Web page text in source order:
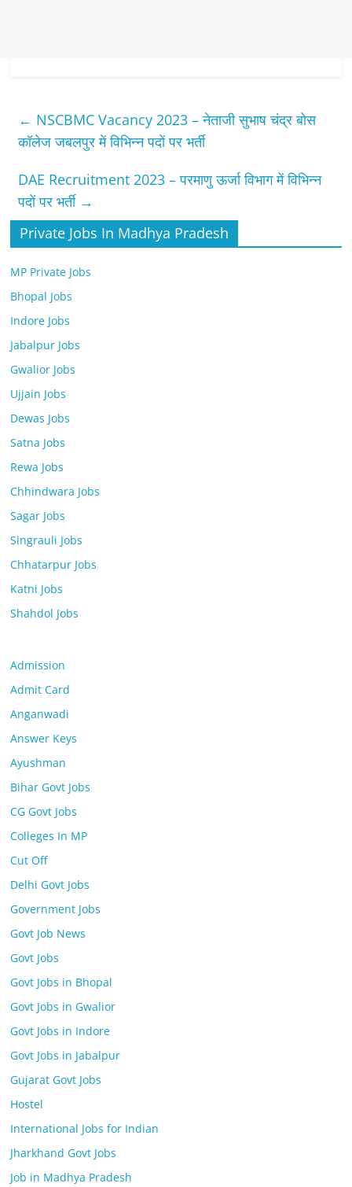
← NSCBMC Vacancy 2023 – नेताजी सुभाष चंद्र बोस
कॉलेज जबलपुर में विभिन्न पदों पर भर्ती
DAE Recruitment 2023 – परमाणु ऊर्जा विभाग में विभिन्न
पदों पर भर्ती →
Private Jobs In Madhya Pradesh
MP Private Jobs
Bhopal Jobs
Indore Jobs
Jabalpur Jobs
Gwalior Jobs
Ujjain Jobs
Dewas Jobs
Satna Jobs
Rewa Jobs
Chhindwara Jobs
Sagar Jobs
Singrauli Jobs
Chhatarpur Jobs
Katni Jobs
Shahdol Jobs
Admission
Admit Card
Anganwadi
Answer Keys
Ayushman
Bihar Govt Jobs
CG Govt Jobs
Colleges In MP
Cut Off
Delhi Govt Jobs
Government Jobs
Govt Job News
Govt Jobs
Govt Jobs in Bhopal
Govt Jobs in Gwalior
Govt Jobs in Indore
Govt Jobs in Jabalpur
Gujarat Govt Jobs
Hostel
International Jobs for Indian
Jharkhand Govt Jobs
Job in Madhya Pradesh